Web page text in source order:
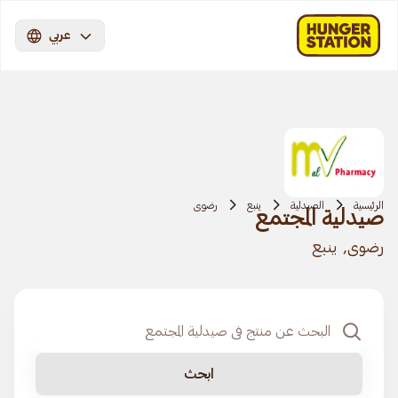
عربي
الرئيسية الصيدلية ينبع رضوى
صيدلية المجتمع
رضوى, ينبع
ابحث